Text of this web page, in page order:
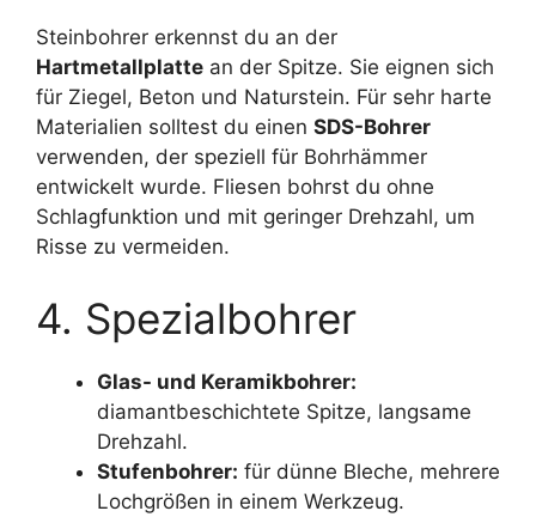
Steinbohrer erkennst du an der
Hartmetallplatte an der Spitze. Sie eignen sich
für Ziegel, Beton und Naturstein. Für sehr harte
Materialien solltest du einen SDS-Bohrer
verwenden, der speziell für Bohrhämmer
entwickelt wurde. Fliesen bohrst du ohne
Schlagfunktion und mit geringer Drehzahl, um
Risse zu vermeiden.
4. Spezialbohrer
Glas- und Keramikbohrer:
diamantbeschichtete Spitze, langsame
Drehzahl.
Stufenbohrer: für dünne Bleche, mehrere
Lochgrößen in einem Werkzeug.